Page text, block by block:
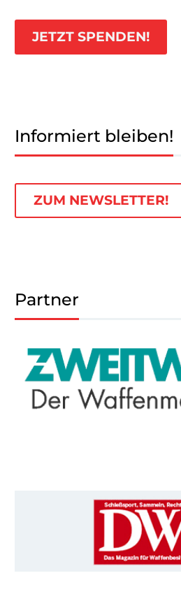
JETZT SPENDEN!
Informiert bleiben!
ZUM NEWSLETTER!
Partner